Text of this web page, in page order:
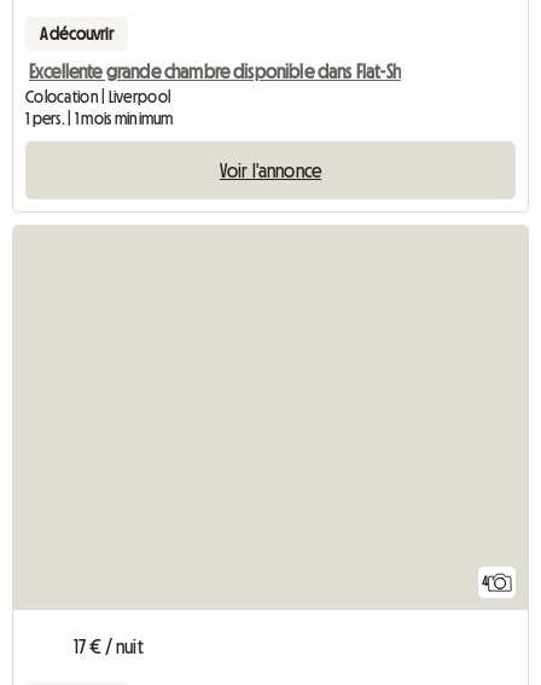
A découvrir
Excellente grande chambre disponible dans Flat-Sh
Colocation | Liverpool
1 pers. | 1 mois minimum
Voir l'annonce
4
17 € / nuit